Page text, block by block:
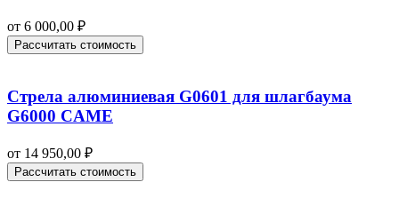
от 6 000,00 ₽
Рассчитать стоимость
Стрела алюминиевая G0601 для шлагбаума
G6000 CAME
от 14 950,00 ₽
Рассчитать стоимость